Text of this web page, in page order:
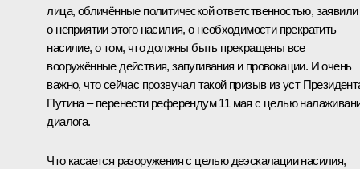
лица, обличённые политической ответственностью, заявили
о неприятии этого насилия, о необходимости прекратить
насилие, о том, что должны быть прекращены все
вооружённые действия, запугивания и провокации. И очень
важно, что сейчас прозвучал такой призыв из уст
Путина – перенести референдум 11 мая с целью
диалога.
Что касается разоружения с целью деэскалации насилия,